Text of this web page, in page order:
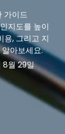
가이드
지도를 높이
용, 그리고 지
아보세요.
8월 29일